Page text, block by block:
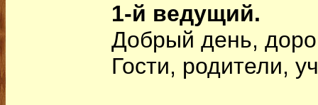
1-й ведущий.
Добрый день,
Гости, родители,